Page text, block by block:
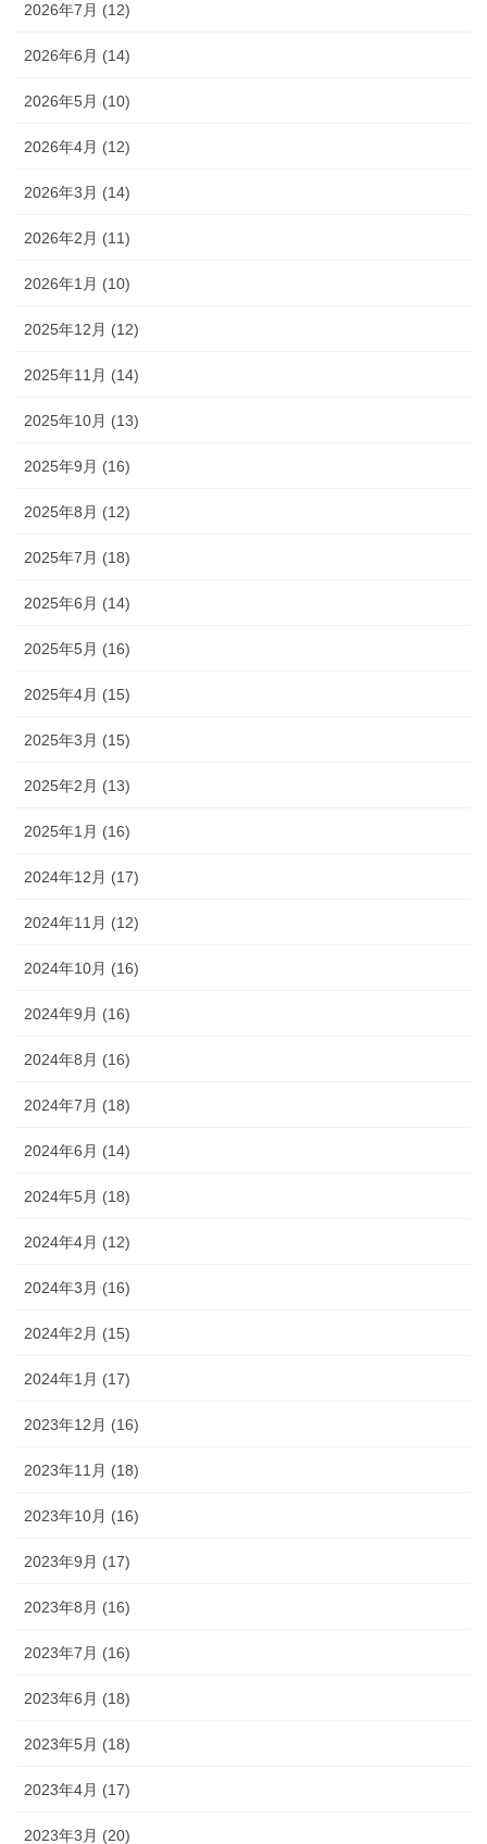
2026年7月 (12)
2026年6月 (14)
2026年5月 (10)
2026年4月 (12)
2026年3月 (14)
2026年2月 (11)
2026年1月 (10)
2025年12月 (12)
2025年11月 (14)
2025年10月 (13)
2025年9月 (16)
2025年8月 (12)
2025年7月 (18)
2025年6月 (14)
2025年5月 (16)
2025年4月 (15)
2025年3月 (15)
2025年2月 (13)
2025年1月 (16)
2024年12月 (17)
2024年11月 (12)
2024年10月 (16)
2024年9月 (16)
2024年8月 (16)
2024年7月 (18)
2024年6月 (14)
2024年5月 (18)
2024年4月 (12)
2024年3月 (16)
2024年2月 (15)
2024年1月 (17)
2023年12月 (16)
2023年11月 (18)
2023年10月 (16)
2023年9月 (17)
2023年8月 (16)
2023年7月 (16)
2023年6月 (18)
2023年5月 (18)
2023年4月 (17)
2023年3月 (20)